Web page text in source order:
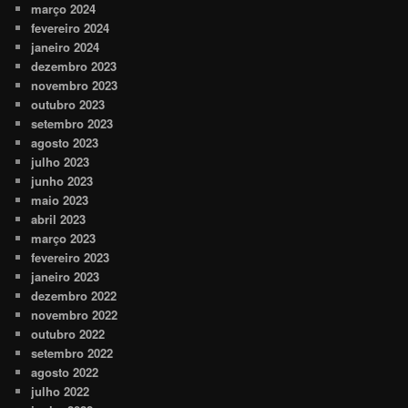
março 2024
fevereiro 2024
janeiro 2024
dezembro 2023
novembro 2023
outubro 2023
setembro 2023
agosto 2023
julho 2023
junho 2023
maio 2023
abril 2023
março 2023
fevereiro 2023
janeiro 2023
dezembro 2022
novembro 2022
outubro 2022
setembro 2022
agosto 2022
julho 2022